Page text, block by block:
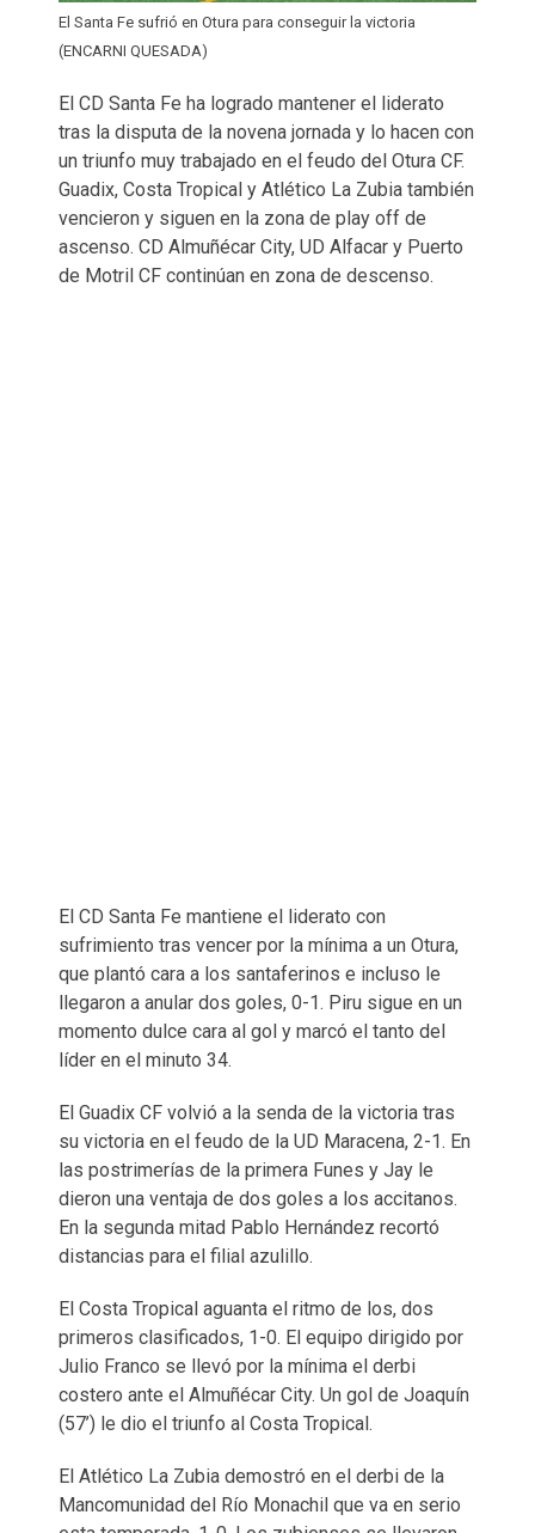
El Santa Fe sufrió en Otura para conseguir la victoria
(ENCARNI QUESADA)
El CD Santa Fe ha logrado mantener el liderato
tras la disputa de la novena jornada y lo hacen con
un triunfo muy trabajado en el feudo del Otura CF.
Guadix, Costa Tropical y Atlético La Zubia también
vencieron y siguen en la zona de play off de
ascenso. CD Almuñécar City, UD Alfacar y Puerto
de Motril CF continúan en zona de descenso.
El CD Santa Fe mantiene el liderato con
sufrimiento tras vencer por la mínima a un Otura,
que plantó cara a los santaferinos e incluso le
llegaron a anular dos goles, 0-1. Piru sigue en un
momento dulce cara al gol y marcó el tanto del
líder en el minuto 34.
El Guadix CF volvió a la senda de la victoria tras
su victoria en el feudo de la UD Maracena, 2-1. En
las postrimerías de la primera Funes y Jay le
dieron una ventaja de dos goles a los accitanos.
En la segunda mitad Pablo Hernández recortó
distancias para el filial azulillo.
El Costa Tropical aguanta el ritmo de los, dos
primeros clasificados, 1-0. El equipo dirigido por
Julio Franco se llevó por la mínima el derbi
costero ante el Almuñécar City. Un gol de Joaquín
(57’) le dio el triunfo al Costa Tropical.
El Atlético La Zubia demostró en el derbi de la
Mancomunidad del Río Monachil que va en serio